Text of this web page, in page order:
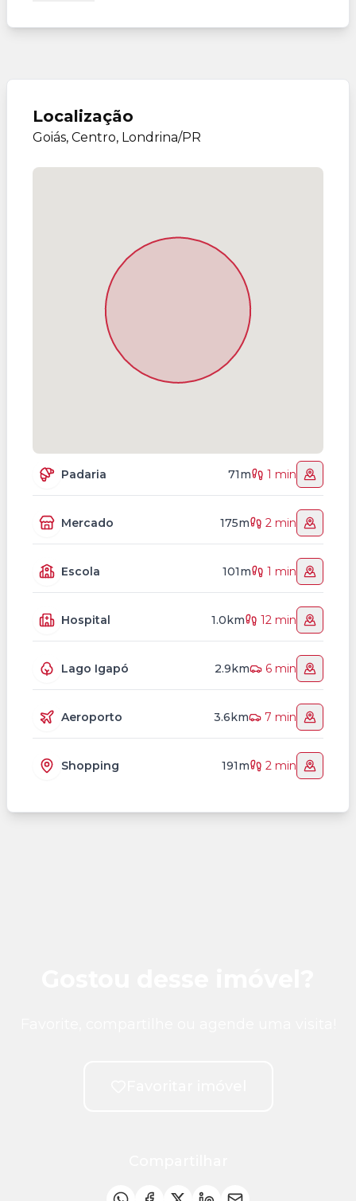
Localização
Goiás, Centro, Londrina/PR
Padaria 71m 1 min
Mercado 175m 2 min
Escola 101m 1 min
Hospital 1.0km 12 min
Lago Igapó 2.9km 6 min
Aeroporto 3.6km 7 min
Shopping 191m 2 min